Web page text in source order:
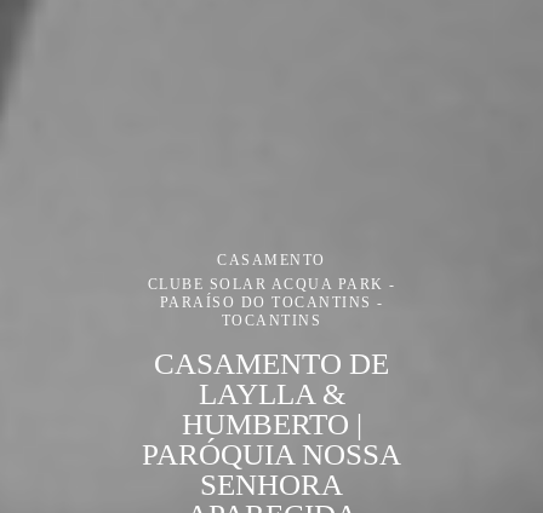
CASAMENTO
CLUBE SOLAR ACQUA PARK -
PARAÍSO DO TOCANTINS -
TOCANTINS
CASAMENTO DE
LAYLLA &
HUMBERTO |
PARÓQUIA NOSSA
SENHORA